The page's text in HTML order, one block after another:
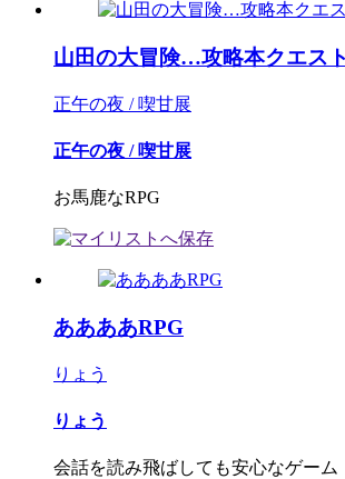
山田の大冒険…攻略本クエス
正午の夜 / 喫甘展
正午の夜 / 喫甘展
お馬鹿なRPG
ああああRPG
りょう
りょう
会話を読み飛ばしても安心なゲー